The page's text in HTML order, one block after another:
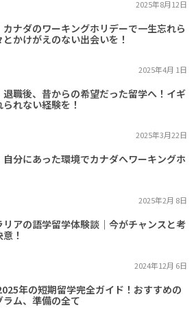
2025年8月12日
カナダのワーキングホリデーで一生忘れら
かけがえのない出会いを！
2025年4月 1日
退職後、昔からの希望だった留学へ！イギ
れない経験を！
2025年3月22日
自分にあった環境でカナダへワーキングホ
2025年2月 8日
リアの語学留学体験談｜今がチャンスと考
！
2024年12月 6日
年の短期留学完全ガイド！おすすめの
ラム、準備の全て